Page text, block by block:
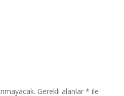
Gerekli alanlar * ile